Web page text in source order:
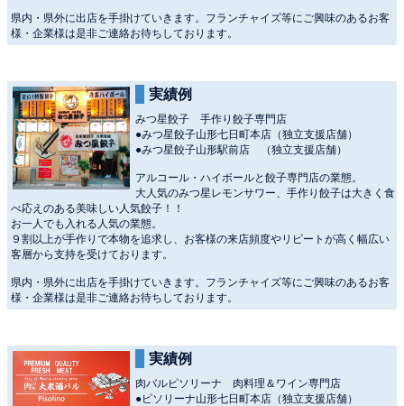
県内・県外に出店を手掛けていきます。フランチャイズ等にご興味のあるお客
様・企業様は是非ご連絡お待ちしております。
実績例
みつ星餃子 手作り餃子専門店
●みつ星餃子山形七日町本店（独立支援店舗）
●みつ星餃子山形駅前店 （独立支援店舗）
アルコール・ハイボールと餃子専門店の業態。
大人気のみつ星レモンサワー、手作り餃子は大きく食
べ応えのある美味しい人気餃子！！
お一人でも入れる人気の業態。
９割以上が手作りで本物を追求し、お客様の来店頻度やリピートが高く幅広い
客層から支持を受けております。
県内・県外に出店を手掛けていきます。フランチャイズ等にご興味のあるお客
様・企業様は是非ご連絡お待ちしております。
実績例
肉バルピソリーナ 肉料理＆ワイン専門店
●ピソリーナ山形七日町本店（独立支援店舗）